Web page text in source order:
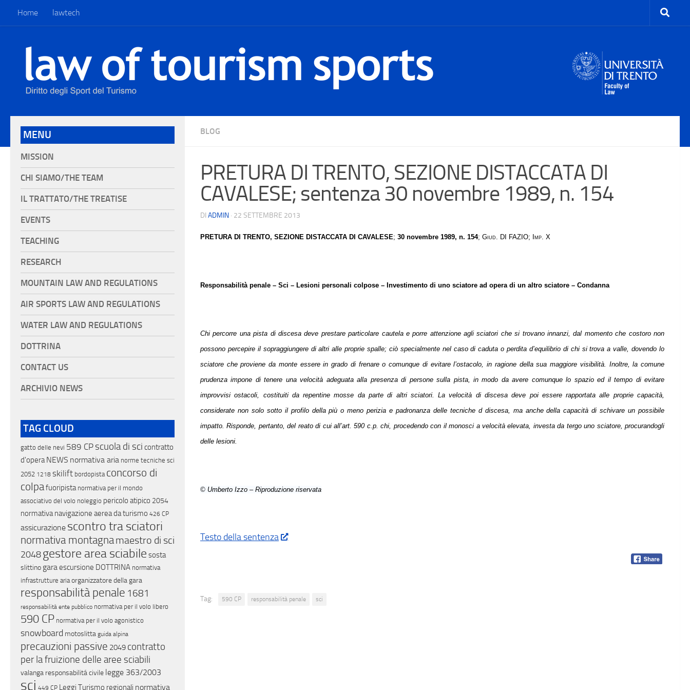
Home lawtech
BLOG
PRETURA DI TRENTO, SEZIONE DISTACCATA DI
CAVALESE; sentenza 30 novembre 1989, n. 154
DI ADMIN · 22 SETTEMBRE 2013
PRETURA DI TRENTO, SEZIONE DISTACCATA DI CAVALESE; 30 novembre 1989, n. 154; Giud. DI FAZIO; Imp. X
Responsabilità penale – Sci – Lesioni personali colpose – Investimento di uno sciatore ad opera di un altro sciatore – Condanna
Chi percorre una pista di discesa deve prestare particolare cautela e porre attenzione agli sciatori che si trovano innanzi, dal momento che costoro non
possono percepire il sopraggiungere di altri alle proprie spalle; ciò specialmente nel caso di caduta o perdita d’equilibrio di chi si trova a valle, dovendo lo
sciatore che proviene da monte essere in grado di frenare o comunque di evitare l’ostacolo, in ragione della sua maggiore visibilità. Inoltre, la comune
prudenza impone di tenere una velocità adeguata alla presenza di persone sulla pista, in modo da avere comunque lo spazio ed il tempo di evitare
improvvisi ostacoli, costituiti da repentine mosse da parte di altri sciatori. La velocità di discesa deve poi essere rapportata alle proprie capacità,
considerate non solo sotto il profilo della più o meno perizia e padronanza delle tecniche d discesa, ma anche della capacità di schivare un possibile
impatto. Risponde, pertanto, del reato di cui all’art. 590 c.p. chi, procedendo con il monosci a velocità elevata, investa da tergo uno sciatore, procurandogli
delle lesioni.
© Umberto Izzo – Riproduzione riservata
Testo della sentenza
Tag: 590 CP responsabilità penale sci
MENU
MISSION
CHI SIAMO/THE TEAM
IL TRATTATO/THE TREATISE
EVENTS
TEACHING
RESEARCH
MOUNTAIN LAW AND REGULATIONS
AIR SPORTS LAW AND REGULATIONS
WATER LAW AND REGULATIONS
DOTTRINA
CONTACT US
ARCHIVIO NEWS
TAG CLOUD
gatto delle nevi 589 CP scuola di sci contratto
d'opera NEWS normativa aria norme tecniche sci
2052 1218 skilift bordopista concorso di
colpafuoripista normativa per il mondo
associativo del volo noleggio pericolo atipico 2054
normativa navigazione aerea da turismo 426 CP
assicurazione scontro tra sciatori
normativa montagnamaestro di sci
2048gestore area sciabile sosta
slittino garaescursione DOTTRINA normativa
infrastrutture aria organizzatore della gara
responsabilità penale 1681
responsabilità ente pubblico normativa per il volo libero
590 CP normativa per il volo agonistico
snowboard motoslitta guida alpina
precauzioni passive 2049 contratto
per la fruizione delle aree sciabili
valanga responsabilitá civile legge 363/2003
sci 449 CP Leggi Turismo regionali normativa